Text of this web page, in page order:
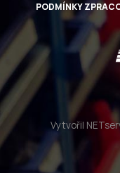
PODMÍNKY
Vytvořil